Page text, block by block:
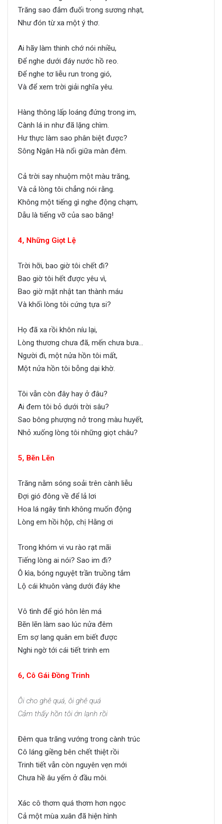
Trăng sao đắm đuối trong sương nhạt,
Như đón từ xa một ý thơ.
Ai hãy làm thinh chớ nói nhiều,
Để nghe dưới đáy nước hồ reo.
Để nghe tơ liễu run trong gió,
Và để xem trời giải nghĩa yêu.
Hàng thông lấp loáng đứng trong im,
Cành lá in như đã lặng chìm.
Hư thực làm sao phân biệt được?
Sông Ngân Hà nổi giữa màn đêm.
Cả trời say nhuộm một màu trăng,
Và cả lòng tôi chẳng nói rằng.
Không một tiếng gì nghe động chạm,
Dẫu là tiếng vỡ của sao băng!
4, Những Giọt Lệ
Trời hỡi, bao giờ tôi chết đi?
Bao giờ tôi hết được yêu vì,
Bao giờ mặt nhật tan thành máu
Và khối lòng tôi cứng tựa si?
Họ đã xa rồi khôn níu lại,
Lòng thương chưa đã, mến chưa bưa…
Người đi, một nửa hồn tôi mất,
Một nửa hồn tôi bỗng dại khờ.
Tôi vẫn còn đây hay ở đâu?
Ai đem tôi bỏ dưới trời sâu?
Sao bông phượng nở trong màu huyết,
Nhỏ xuống lòng tôi những giọt châu?
5, Bẽn Lẽn
Trăng nằm sóng soải trên cành liễu
Đợi gió đông về để lả lơi
Hoa lá ngây tình không muốn động
Lòng em hồi hộp, chị Hằng ơi
Trong khóm vi vu rào rạt mãi
Tiếng lòng ai nói? Sao im đi?
Ô kìa, bóng nguyệt trần truồng tắm
Lộ cái khuôn vàng dưới đáy khe
Vô tình để gió hôn lên má
Bẽn lẽn làm sao lúc nửa đêm
Em sợ lang quân em biết được
Nghi ngờ tới cái tiết trinh em
6, Cô Gái Đồng Trinh
Ôi cho ghê quá, ôi ghê quá
Cảm thấy hồn tôi ớn lạnh rồi
Đêm qua trăng vướng trong cành trúc
Cô láng giềng bên chết thiệt rồi
Trinh tiết vẫn còn nguyên vẹn mới
Chưa hề âu yếm ở đầu môi.
Xác cô thơm quá thơm hơn ngọc
Cả một mùa xuân đã hiện hình